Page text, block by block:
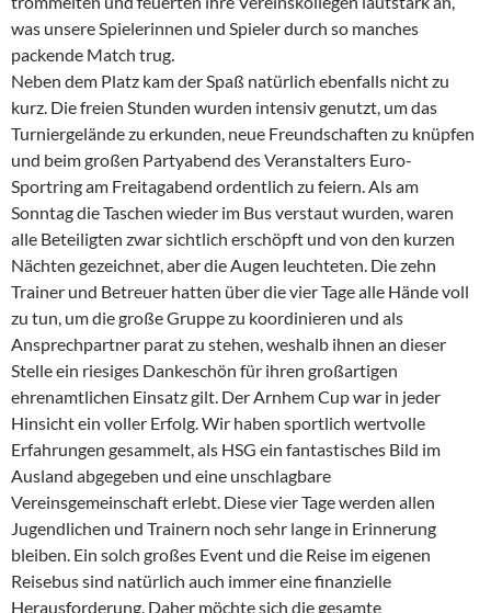
was unsere Spielerinnen und Spieler durch so manches
packende Match trug.
Neben dem Platz kam der Spaß natürlich ebenfalls nicht zu
kurz. Die freien Stunden wurden intensiv genutzt, um das
Turniergelände zu erkunden, neue Freundschaften zu knüpfen
und beim großen Partyabend des Veranstalters Euro-
Sportring am Freitagabend ordentlich zu feiern. Als am
Sonntag die Taschen wieder im Bus verstaut wurden, waren
alle Beteiligten zwar sichtlich erschöpft und von den kurzen
Nächten gezeichnet, aber die Augen leuchteten. Die zehn
Trainer und Betreuer hatten über die vier Tage alle Hände voll
zu tun, um die große Gruppe zu koordinieren und als
Ansprechpartner parat zu stehen, weshalb ihnen an dieser
Stelle ein riesiges Dankeschön für ihren großartigen
ehrenamtlichen Einsatz gilt. Der Arnhem Cup war in jeder
Hinsicht ein voller Erfolg. Wir haben sportlich wertvolle
Erfahrungen gesammelt, als HSG ein fantastisches Bild im
Ausland abgegeben und eine unschlagbare
Vereinsgemeinschaft erlebt. Diese vier Tage werden allen
Jugendlichen und Trainern noch sehr lange in Erinnerung
bleiben. Ein solch großes Event und die Reise im eigenen
Reisebus sind natürlich auch immer eine finanzielle
Herausforderung. Daher möchte sich die gesamte